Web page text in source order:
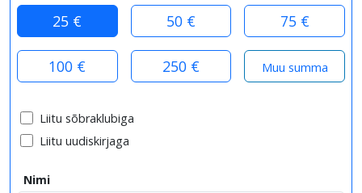
25 € 50 € 75 €
100 € 250 €
Liitu sõbraklubiga
Liitu uudiskirjaga
Nimi